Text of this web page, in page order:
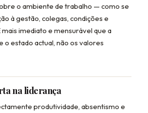
o ambiente de trabalho — como se
à gestão, colegas, condições e
imediato e mensurável que a
estado actual, não os valores
na liderança
produtividade, absentismo e